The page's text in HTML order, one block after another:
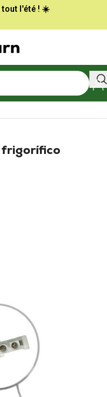
l'été ! ☀️
frigorífico